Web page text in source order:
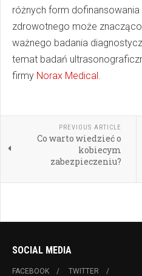
różnych form
zdrowotnego może
ważnego badania
temat badań
firmy Norax Medical.
PREVIOUS ARTICLE
Co warto wiedzieć o
kobiecym
zabezpieczeniu?
SOCIAL MEDIA
FACEBOOK TWITTER